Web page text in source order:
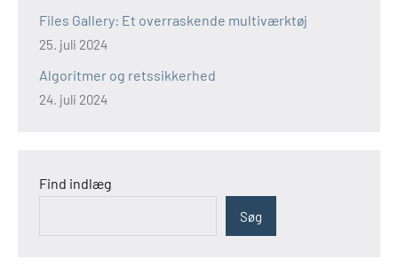
Files Gallery: Et overraskende multiværktøj
25. juli 2024
Algoritmer og retssikkerhed
24. juli 2024
Find indlæg
Søg